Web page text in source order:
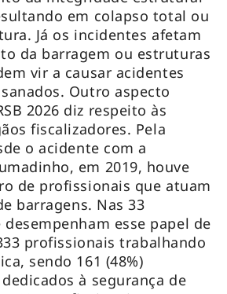
em colapso total ou
Já os incidentes afetam
da barragem ou estruturas
vir a causar acidentes
Outro aspecto
2026 diz respeito às
fiscalizadores. Pela
o acidente com a
em 2019, houve
de profissionais que atuam
barragens. Nas 33
esse papel de
profissionais trabalhando
sendo 161 (48%)
à segurança de